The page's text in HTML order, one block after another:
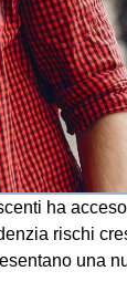
ha acceso
rischi
una